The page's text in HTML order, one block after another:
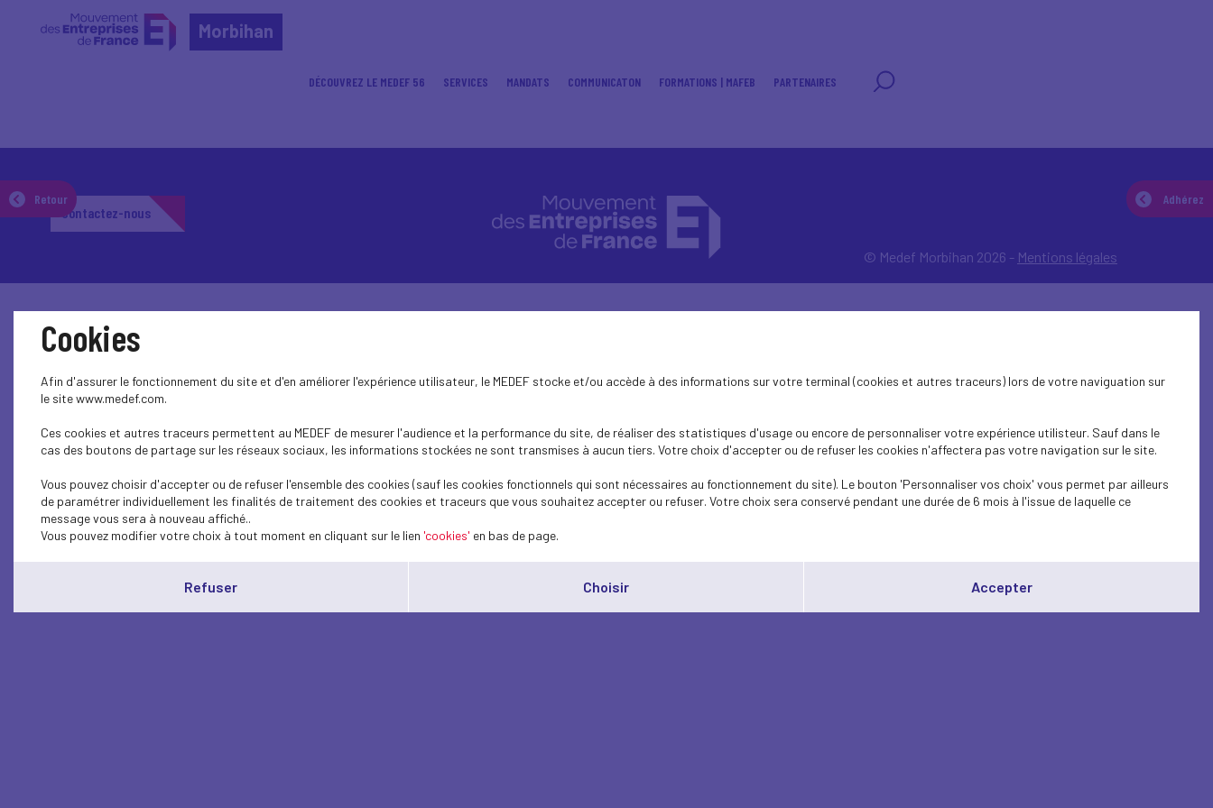
Morbihan
DÉCOUVREZ LE MEDEF 56 SERVICES MANDATS COMMUNICATON FORMATIONS | MAFEB PARTENAIRES
Retour Adhérez
Contactez-nous
© Medef Morbihan 2026 - Mentions légales
Cookies
Afin d'assurer le fonctionnement du site et d'en améliorer l'expérience utilisateur, le MEDEF stocke et/ou accède à des informations sur votre terminal (cookies et autres traceurs) lors de votre naviguation sur
le site www.medef.com.
Ces cookies et autres traceurs permettent au MEDEF de mesurer l'audience et la performance du site, de réaliser des statistiques d'usage ou encore de personnaliser votre expérience utilisteur. Sauf dans le
cas des boutons de partage sur les réseaux sociaux, les informations stockées ne sont transmises à aucun tiers. Votre choix d'accepter ou de refuser les cookies n'affectera pas votre navigation sur le site.
Vous pouvez choisir d'accepter ou de refuser l'ensemble des cookies (sauf les cookies fonctionnels qui sont nécessaires au fonctionnement du site). Le bouton 'Personnaliser vos choix' vous permet par ailleurs
de paramétrer individuellement les finalités de traitement des cookies et traceurs que vous souhaitez accepter ou refuser. Votre choix sera conservé pendant une durée de 6 mois à l'issue de laquelle ce
message vous sera à nouveau affiché..
Vous pouvez modifier votre choix à tout moment en cliquant sur le lien 'cookies' en bas de page.
Refuser Choisir Accepter